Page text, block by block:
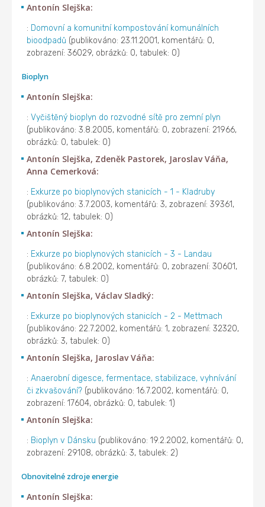
Antonín Slejška:
: Domovní a komunitní kompostování komunálních
bioodpadů (publikováno: 23.11.2001, komentářů: 0,
zobrazení: 36029, obrázků: 0, tabulek: 0)
Bioplyn
Antonín Slejška:
:Vyčištěný bioplyn do rozvodné sítě pro zemní plyn
(publikováno: 3.8.2005, komentářů: 0, zobrazení: 21966,
obrázků: 0, tabulek: 0)
Antonín Slejška, Zdeněk Pastorek, Jaroslav Váňa,
Anna Cemerková:
: Exkurze po bioplynových stanicích - 1 - Kladruby
(publikováno: 3.7.2003, komentářů: 3, zobrazení: 39361,
obrázků: 12, tabulek: 0)
Antonín Slejška:
: Exkurze po bioplynových stanicích - 3 - Landau
(publikováno: 6.8.2002, komentářů: 0, zobrazení: 30601,
obrázků: 7, tabulek: 0)
Antonín Slejška, Václav Sladký:
: Exkurze po bioplynových stanicích - 2 - Mettmach
(publikováno: 22.7.2002, komentářů: 1, zobrazení: 32320,
obrázků: 3, tabulek: 0)
Antonín Slejška, Jaroslav Váňa:
:Anaerobní digesce, fermentace, stabilizace, vyhnívání
či zkvašování? (publikováno: 16.7.2002, komentářů: 0,
zobrazení: 17604, obrázků: 0, tabulek: 1)
Antonín Slejška:
: Bioplyn v Dánsku (publikováno: 19.2.2002, komentářů: 0,
zobrazení: 29108, obrázků: 3, tabulek: 2)
Obnovitelné zdroje energie
Antonín Slejška: